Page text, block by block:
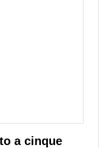
a cinque